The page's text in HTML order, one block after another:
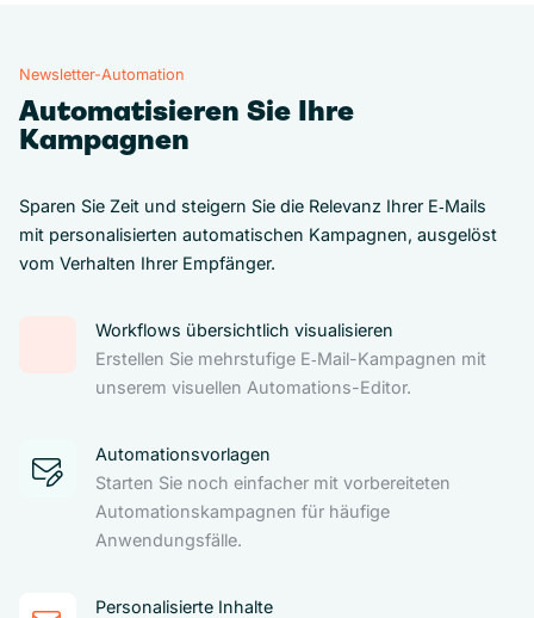
Newsletter-Automation
Automatisieren Sie Ihre
Kampagnen
Sparen Sie Zeit und steigern Sie die Relevanz Ihrer E‑Mails
mit personalisierten automatischen Kampagnen, ausgelöst
vom Verhalten Ihrer Empfänger.
Workflows übersichtlich visualisieren
Erstellen Sie mehrstufige E‑Mail-Kampagnen mit
unserem visuellen Automations-Editor.
Automationsvorlagen
Starten Sie noch einfacher mit vorbereiteten
Automationskampagnen für häufige
Anwendungsfälle.
Personalisierte Inhalte